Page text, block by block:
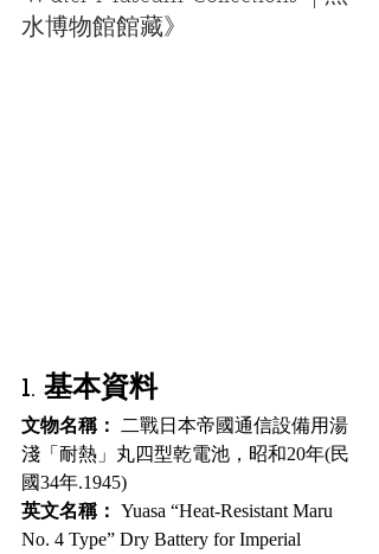
水博物館館藏》
1. 基本資料
文物名稱：
二戰日本帝國通信設備用湯
淺「耐熱」丸四型乾電池，昭和20年(民
國34年.1945)
英文名稱： Yuasa “Heat-Resistant Maru
No. 4 Type” Dry Battery for Imperial